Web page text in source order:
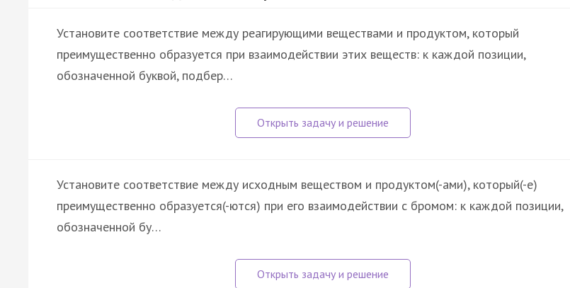
Установите соответствие между реагирующими веществами и продуктом, который
преимущественно образуется при взаимодействии этих веществ: к каждой позиции,
обозначенной буквой, подбер…
Установите соответствие между исходным веществом и продуктом(-ами), который(-е)
преимущественно образуется(-ются) при его взаимодействии с бромом: к каждой позиции,
обозначенной бу…